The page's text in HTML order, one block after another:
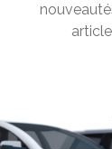
AUDI E-
Autonomie